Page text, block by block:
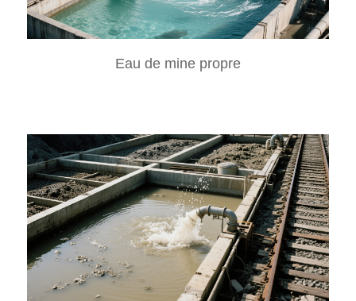
Eau de mine propre